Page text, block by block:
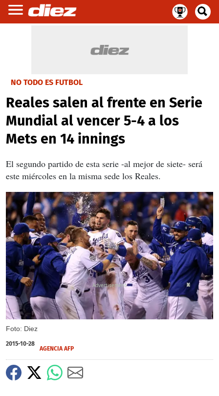
NO TODO ES FUTBOL
Reales salen al frente en Serie
Mundial al vencer 5-4 a los
Mets en 14 innings
El segundo partido de esta serie -al mejor de siete- será
este miércoles en la misma sede los Reales.
Foto: Diez
X
X
X
2015-10-28
AGENCIA AFP